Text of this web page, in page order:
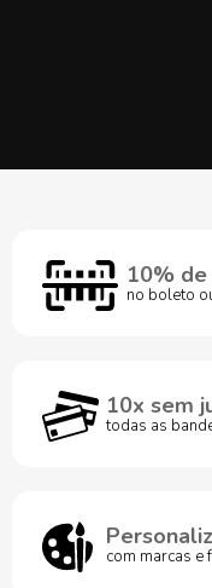
10%
no boleto
10x sem
todas as
com marcas e